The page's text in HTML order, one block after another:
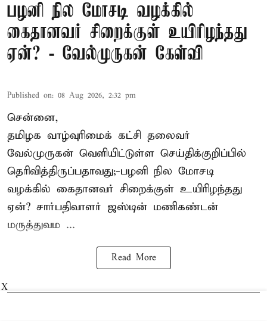
பழனி நில மோசடி வழக்கில்
கைதானவர் சிறைக்குள் உயிரிழந்தது
ஏன்? - வேல்முருகன் கேள்வி
Published on: 08 Aug 2026, 2:32 pm
சென்னை,
தமிழக வாழ்வுரிமைக் கட்சி தலைவர்
வேல்முருகன் வெளியிட்டுள்ள செய்திக்குறிப்பில்
தெரிவித்திருப்பதாவது;-பழனி நில மோசடி
வழக்கில் கைதானவர் சிறைக்குள் உயிரிழந்தது
ஏன்? சார்பதிவாளர் ஜஸ்டின் மணிகண்டன்
மருத்துவம ...
Read More
X